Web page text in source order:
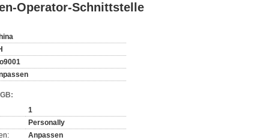
Operator-Schnittstelle
1
Personally
Anpassen